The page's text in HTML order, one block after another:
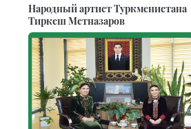
Народный артист Туркменистана
Тиркеш Мeтназаров